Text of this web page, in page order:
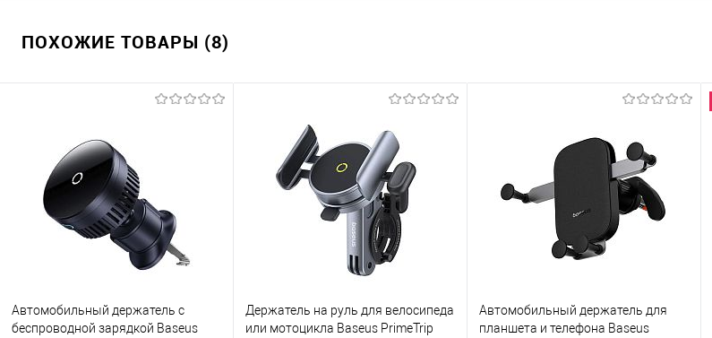
ПОХОЖИЕ ТОВАРЫ (8)
Автомобильный держатель с
беспроводной зарядкой Baseus
Держатель на руль для велосипеда
или мотоцикла Baseus PrimeTrip
Автомобильный держатель для
планшета и телефона Baseus